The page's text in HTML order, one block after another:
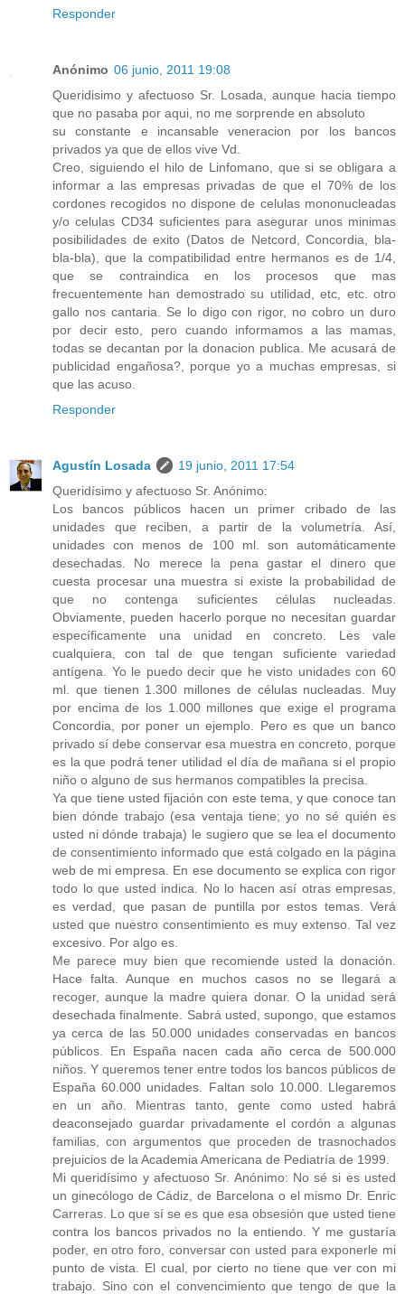
Responder
Anónimo 06 junio, 2011 19:08
Queridisimo y afectuoso Sr. Losada, aunque hacia tiempo
que no pasaba por aqui, no me sorprende en absoluto
su constante e incansable veneracion por los bancos
privados ya que de ellos vive Vd.
Creo, siguiendo el hilo de Linfomano, que si se obligara a
informar a las empresas privadas de que el 70% de los
cordones recogidos no dispone de celulas mononucleadas
y/o celulas CD34 suficientes para asegurar unos minimas
posibilidades de exito (Datos de Netcord, Concordia, bla-
bla-bla), que la compatibilidad entre hermanos es de 1/4,
que se contraindica en los procesos que mas
frecuentemente han demostrado su utilidad, etc, etc. otro
gallo nos cantaria. Se lo digo con rigor, no cobro un duro
por decir esto, pero cuando informamos a las mamas,
todas se decantan por la donacion publica. Me acusará de
publicidad engañosa?, porque yo a muchas empresas, si
que las acuso.
Responder
Agustín Losada
19 junio, 2011 17:54
Queridísimo y afectuoso Sr. Anónimo:
Los bancos públicos hacen un primer cribado de las
unidades que reciben, a partir de la volumetría. Así,
unidades con menos de 100 ml. son automáticamente
desechadas. No merece la pena gastar el dinero que
cuesta procesar una muestra si existe la probabilidad de
que no contenga suficientes células nucleadas.
Obviamente, pueden hacerlo porque no necesitan guardar
específicamente una unidad en concreto. Les vale
cualquiera, con tal de que tengan suficiente variedad
antígena. Yo le puedo decir que he visto unidades con 60
ml. que tienen 1.300 millones de células nucleadas. Muy
por encima de los 1.000 millones que exige el programa
Concordia, por poner un ejemplo. Pero es que un banco
privado sí debe conservar esa muestra en concreto, porque
es la que podrá tener utilidad el día de mañana si el propio
niño o alguno de sus hermanos compatibles la precisa.
Ya que tiene usted fijación con este tema, y que conoce tan
bien dónde trabajo (esa ventaja tiene; yo no sé quién es
usted ni dónde trabaja) le sugiero que se lea el documento
de consentimiento informado que está colgado en la página
web de mi empresa. En ese documento se explica con rigor
todo lo que usted indica. No lo hacen así otras empresas,
es verdad, que pasan de puntilla por estos temas. Verá
usted que nuestro consentimiento es muy extenso. Tal vez
excesivo. Por algo es.
Me parece muy bien que recomiende usted la donación.
Hace falta. Aunque en muchos casos no se llegará a
recoger, aunque la madre quiera donar. O la unidad será
desechada finalmente. Sabrá usted, supongo, que estamos
ya cerca de las 50.000 unidades conservadas en bancos
públicos. En España nacen cada año cerca de 500.000
niños. Y queremos tener entre todos los bancos públicos de
España 60.000 unidades. Faltan solo 10.000. Llegaremos
en un año. Mientras tanto, gente como usted habrá
deaconsejado guardar privadamente el cordón a algunas
familias, con argumentos que proceden de trasnochados
prejuicios de la Academia Americana de Pediatría de 1999.
Mi queridísimo y afectuoso Sr. Anónimo: No sé si es usted
un ginecólogo de Cádiz, de Barcelona o el mismo Dr. Enric
Carreras. Lo que sí se es que esa obsesión que usted tiene
contra los bancos privados no la entiendo. Y me gustaría
poder, en otro foro, conversar con usted para exponerle mi
punto de vista. El cual, por cierto no tiene que ver con mi
trabajo. Sino con el convencimiento que tengo de que la